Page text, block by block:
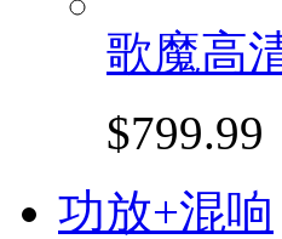
歌魔高
$799.99
功放+混响